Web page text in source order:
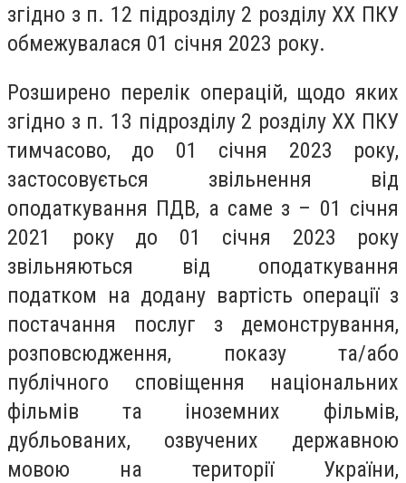
згідно з п. 12 підрозділу 2 розділу XX ПКУ
обмежувалася 01 січня 2023 року.
Розширено перелік операцій, щодо яких
згідно з п. 13 підрозділу 2 розділу XX ПКУ
тимчасово, до 01 січня 2023 року,
застосовується звільнення від
оподаткування ПДВ, а саме з – 01 січня
2021 року до 01 січня 2023 року
звільняються від оподаткування
податком на додану вартість операції з
постачання послуг з демонстрування,
розповсюдження, показу та/або
публічного сповіщення національних
фільмів та іноземних фільмів,
дубльованих, озвучених державною
мовою на території України,